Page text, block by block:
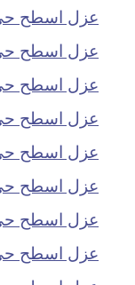
عزل اسطح
عزل اسطح حي
عزل اسطح
عزل اسطح حي
عزل اسطح حي
عزل اسطح حي
عزل اسطح حي
عزل اسطح حي